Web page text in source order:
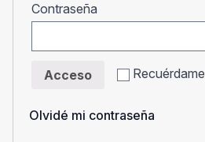
Contraseña
Recuérdame
Acceso
Olvidé mi contraseña